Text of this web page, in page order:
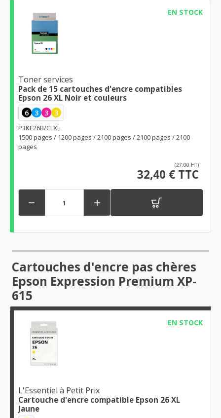
EN STOCK
Toner services
Pack de 15 cartouches d'encre compatibles
Epson 26 XL Noir et couleurs
6 3 3 3
P3KE26B/CLXL
1500 pages / 1200 pages / 2100 pages / 2100 pages / 2100
pages
(27,00 HT)
32,40 € TTC
 
Cartouches d'encre pas chères
Epson Expression Premium XP-
615
EN STOCK
L'Essentiel à Petit Prix
Cartouche d'encre compatible Epson 26 XL
Jaune